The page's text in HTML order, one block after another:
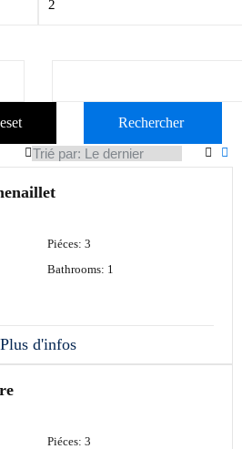
Piéces: 3
Bathrooms: 1
Plus d'infos
Piéces: 3